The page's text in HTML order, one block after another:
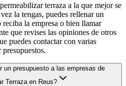
terraza a la que mejor se
la tengas, puedes rellenar un
la empresa o bien llamar
que revises las opiniones de otros
puedes contactar con varias
un presupuesto a las empresas de
Terraza en Reus?